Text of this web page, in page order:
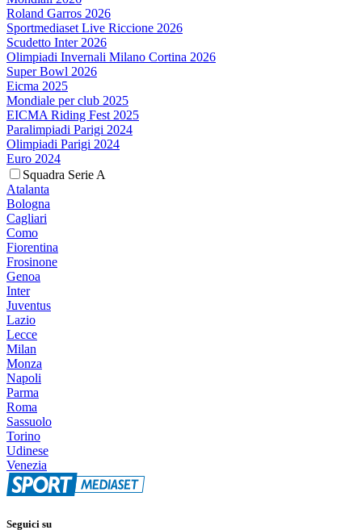
Roland Garros 2026
Sportmediaset Live Riccione 2026
Scudetto Inter 2026
Olimpiadi Invernali Milano Cortina 2026
Super Bowl 2026
Eicma 2025
Mondiale per club 2025
EICMA Riding Fest 2025
Paralimpiadi Parigi 2024
Olimpiadi Parigi 2024
Euro 2024
Squadra Serie A
Atalanta
Bologna
Cagliari
Como
Fiorentina
Frosinone
Genoa
Inter
Juventus
Lazio
Lecce
Milan
Monza
Napoli
Parma
Roma
Sassuolo
Torino
Udinese
Venezia
Seguici su